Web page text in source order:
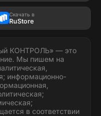
Скачать в
RuStore
КОНТРОЛЬ» — это
Мы пишем на
информационно-
в соответствии